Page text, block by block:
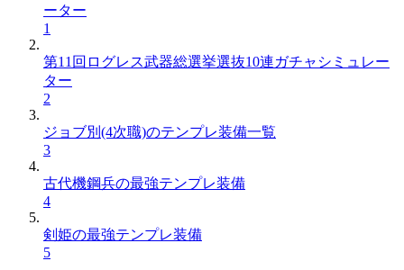
ーター
1
第11回ログレス武器総選挙選抜10連ガチャシミュレー
ター
2
ジョブ別(4次職)のテンプレ装備一覧
3
古代機鋼兵の最強テンプレ装備
4
剣姫の最強テンプレ装備
5